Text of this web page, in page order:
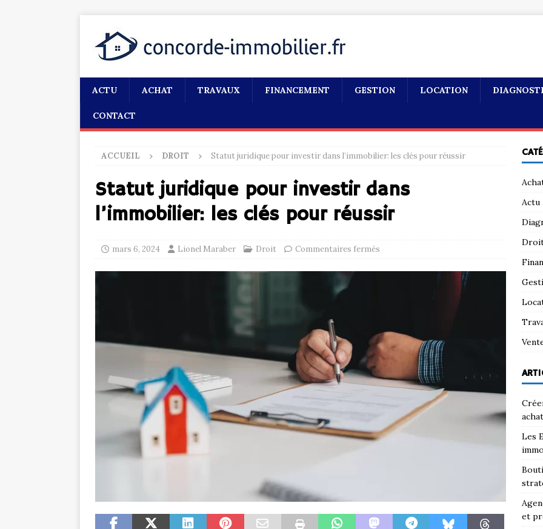
ACTU ACHAT TRAVAUX FINANCEMENT GESTION LOCATION
CONTACT
ACCUEIL DROIT Statut juridique pour investir dans l’immobilier: les clés pour réussir
Statut juridique pour investir dans
l’immobilier: les clés pour réussir
mars 6, 2024 Lionel Maraber Droit Commentaires fermés
Actu
Les
et